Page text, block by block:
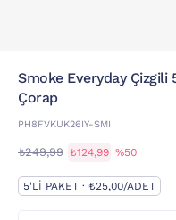
Smoke Everyday Çizgili
Çorap
PH8FVKUK26IY-SMI
₺249,99 ₺124,99 %50
5'LI PAKET · ₺25,00/ADET